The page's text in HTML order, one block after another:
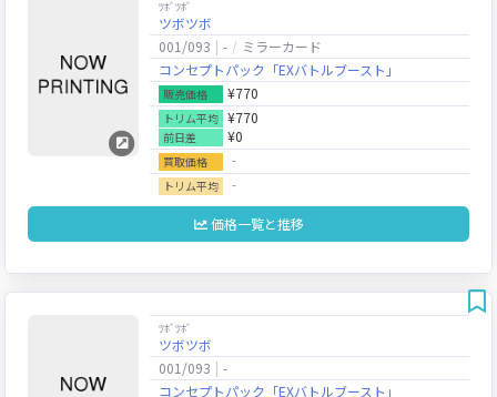
ﾂﾎﾞﾂﾎﾞ
ツボツボ
001/093
-
ミラーカード
コンセプトパック「EXバトルブースト」
販売価格 ¥770
トリム平均 ¥770
前日差 ¥0
買取価格 ‐
トリム平均 ‐
価格一覧と推移
ﾂﾎﾞﾂﾎﾞ
ツボツボ
001/093
-
コンセプトパック「EXバトルブースト」